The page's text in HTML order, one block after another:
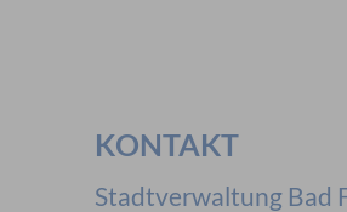
KONTAKT
Stadtverwaltung Bad